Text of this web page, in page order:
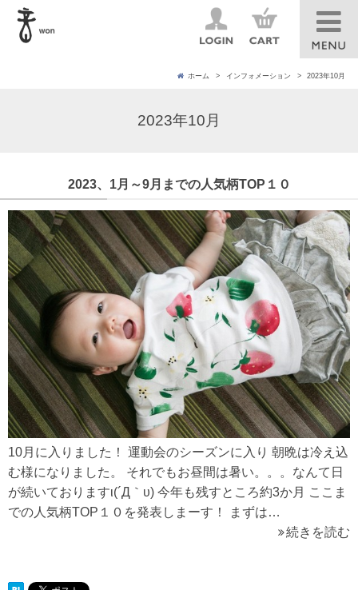
ホーム インフォメーション 2023年10月
2023年10月
2023、1月～9月までの人気柄TOP１０
10月に入りました！ 運動会のシーズンに入り 朝晩は冷え込
む様になりました。 それでもお昼間は暑い。。。なんて日
が続いておりますι(´Д｀υ) 今年も残すところ約3か月 ここま
での人気柄TOP１０を発表しまーす！ まずは…
続きを読む